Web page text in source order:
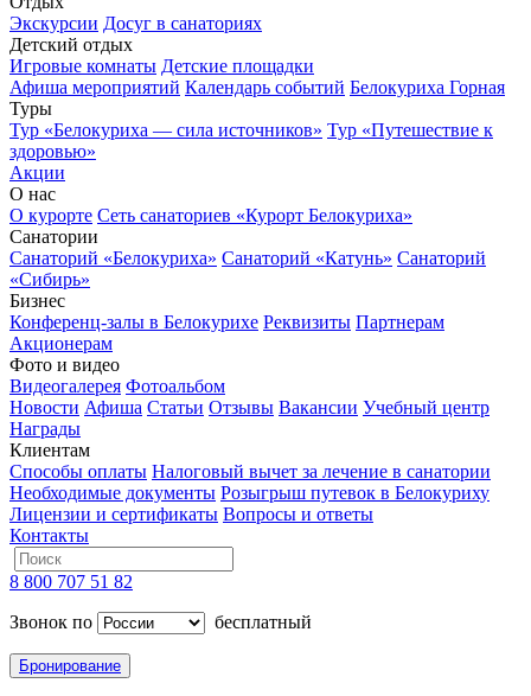
Экскурсии Досуг в санаториях
Детский отдых
Игровые комнаты Детские площадки
Афиша мероприятий Календарь событий Белокуриха Горная
Туры
Тур «Белокуриха — сила источников» Тур «Путешествие к
здоровью»
Акции
О нас
О курорте Сеть санаториев «Курорт Белокуриха»
Санатории
Санаторий «Белокуриха» Санаторий «Катунь» Санаторий
«Сибирь»
Бизнес
Конференц-залы в Белокурихе Реквизиты Партнерам
Акционерам
Фото и видео
Видеогалерея Фотоальбом
Новости Афиша Статьи Отзывы Вакансии Учебный центр
Награды
Клиентам
Способы оплаты Налоговый вычет за лечение в санатории
Необходимые документы Розыгрыш путевок в Белокуриху
Лицензии и сертификаты Вопросы и ответы
Контакты
8 800 707 51 82
Звонок по
бесплатный
Бронирование